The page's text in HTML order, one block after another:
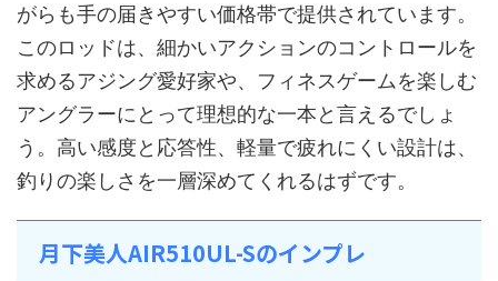
がらも手の届きやすい価格帯で提供されています。
このロッドは、細かいアクションのコントロールを
求めるアジング愛好家や、フィネスゲームを楽しむ
アングラーにとって理想的な一本と言えるでしょ
う。高い感度と応答性、軽量で疲れにくい設計は、
釣りの楽しさを一層深めてくれるはずです。
月下美人AIR510UL-Sのインプレ